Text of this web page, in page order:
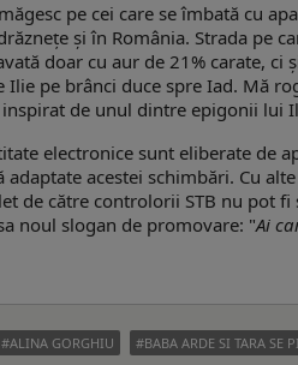
pe cei care se îmbată cu
și în România. Strada pe
doar cu aur de 21% carate, ci
Ilie pe brânci duce spre Iad. Mă
de unul dintre epigonii lui
electronice sunt eliberate de
acestei schimbări. Cu
de către controlorii STB nu pot fi
noul slogan de promovare: "Ai
ALINA GORGHIU BABA ARDE SI TARA SE